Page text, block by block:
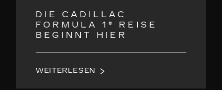
DIE CADILLAC
FORMULA 1® REISE
BEGINNT HIER
WEITERLESEN